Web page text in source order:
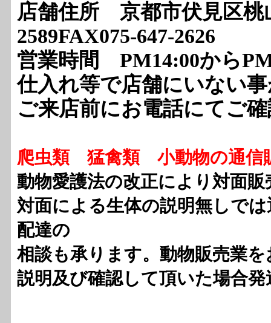
店舗住所 京都市伏見区桃
2589FAX075-647-2626
営業時間 PM14:00から
仕入れ等で店舗にいない
ご来店前にお電話にてご
爬虫類 猛禽類 小動物の通信
動物愛護法の改正により対面
対面による生体の説明無しで
配達の
相談も承ります。動物販売業
説明及び確認して頂いた場合